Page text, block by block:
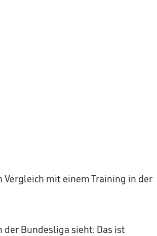
Vergleich mit einem Training in der
Bundesliga sieht: Das ist